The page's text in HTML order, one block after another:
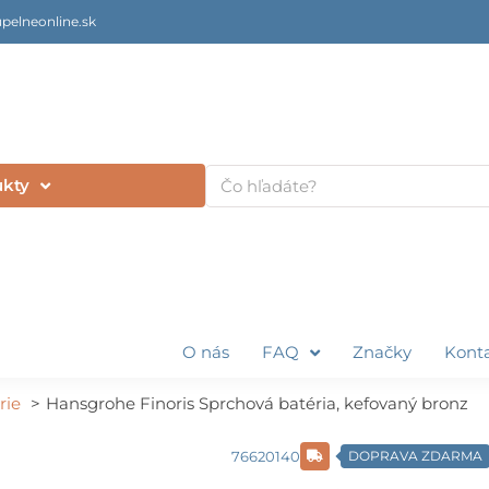
Vyhľadať
O nás FAQ Značky
Hansgrohe Finoris Sprchová batéria, kefovaný bronz
76620140 DOPRAVA ZDARMA